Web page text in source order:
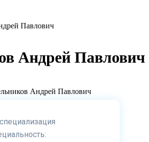
Павлович
Андрей Павлович